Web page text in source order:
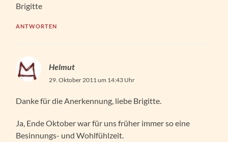
Brigitte
ANTWORTEN
Helmut
29. Oktober 2011 um 14:43 Uhr
Danke für die Anerkennung, liebe Brigitte.
Ja, Ende Oktober war für uns früher immer so eine
Besinnungs- und Wohlfühlzeit.